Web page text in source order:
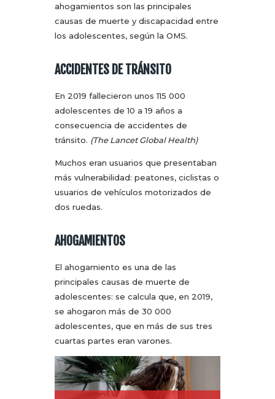
ahogamientos son las principales
causas de muerte y discapacidad entre
los adolescentes, según la OMS.
ACCIDENTES DE TRÁNSITO
En 2019 fallecieron unos 115 000
adolescentes de 10 a 19 años a
consecuencia de accidentes de
tránsito. (The Lancet Global Health)
Muchos eran usuarios que presentaban
más vulnerabilidad: peatones, ciclistas o
usuarios de vehículos motorizados de
dos ruedas.
AHOGAMIENTOS
El ahogamiento es una de las
principales causas de muerte de
adolescentes: se calcula que, en 2019,
se ahogaron más de 30 000
adolescentes, que en más de sus tres
cuartas partes eran varones.